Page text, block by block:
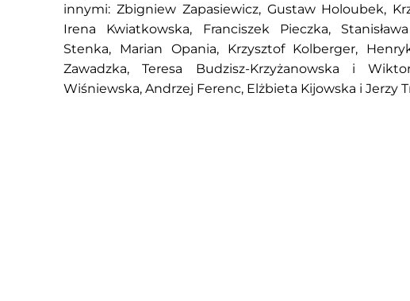
innymi: Zbigniew Zapasiewicz, Gustaw Holoubek,
Irena Kwiatkowska, Franciszek Pieczka,
Stenka, Marian Opania, Krzysztof Kolberger,
Zawadzka, Teresa Budzisz-Krzyżanowska i
Wiśniewska, Andrzej Ferenc, Elżbieta Kijowska i Jerzy